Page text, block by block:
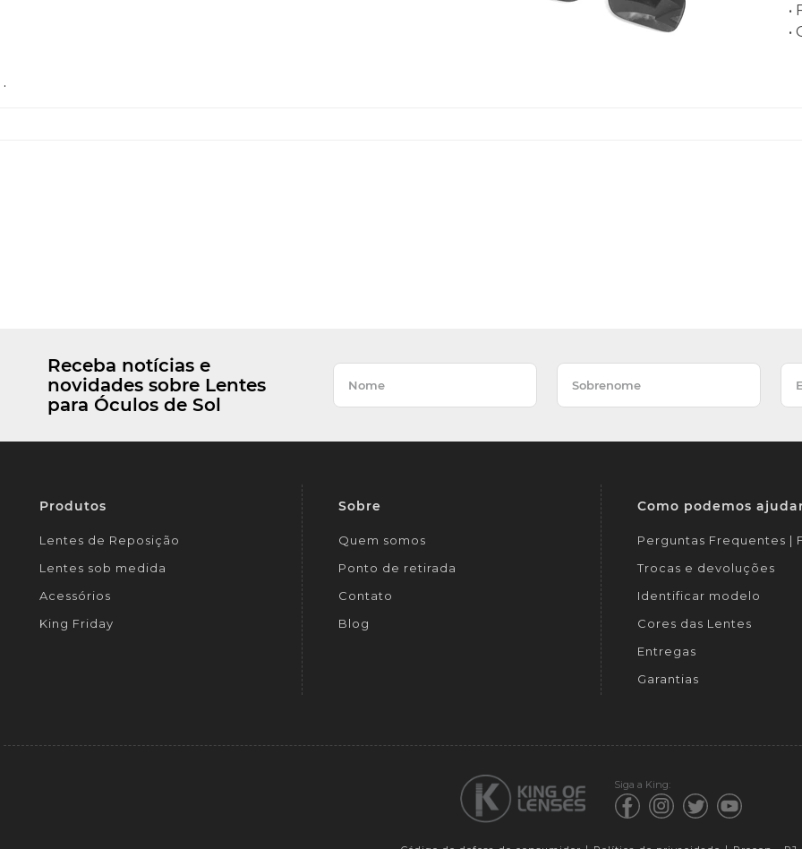
•
•
.
Receba notícias e
novidades sobre Lentes
para Óculos de Sol
Produtos
Lentes de Reposição
Lentes sob medida
Acessórios
King Friday
Sobre
Quem somos
Ponto de retirada
Contato
Blog
Como podemos
Perguntas Frequentes |
Trocas e devoluções
Identificar modelo
Cores das Lentes
Entregas
Garantias
Siga a King: